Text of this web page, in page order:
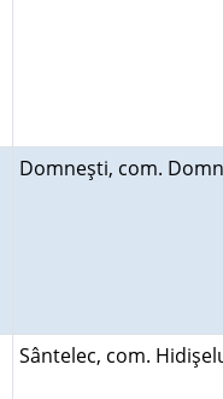
Domneşti, com.
Sântelec, com.